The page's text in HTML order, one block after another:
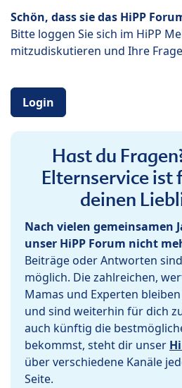
Schön, dass sie das HiPP
Bitte loggen Sie sich im HiPP
mitzudiskutieren und Ihre
Login
Hast du
Elternservice ist
deinen
Nach vielen gemeinsamen
unser HiPP Forum nicht
Beiträge oder Antworten
möglich. Die zahlreichen,
Mamas und Experten
und sind weiterhin für dich
auch künftig die
bekommst, steht dir unser
über verschiedene Kanäle
Seite.